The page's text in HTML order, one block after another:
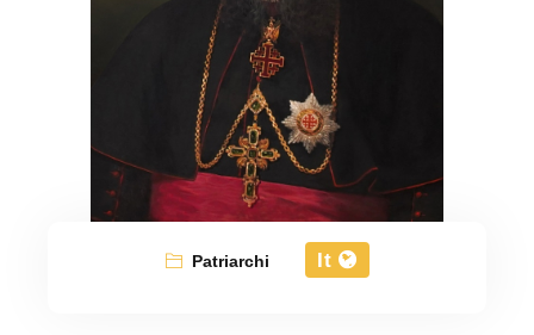
Patriarchi It